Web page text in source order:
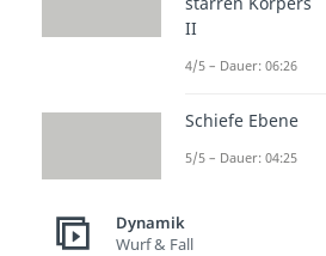
nennt man
kannst sie mit
berechnen
II
4/5 – Dauer: 06:26
Schiefe Ebene
5/5 – Dauer: 04:25
Dynamik
Wurf & Fall